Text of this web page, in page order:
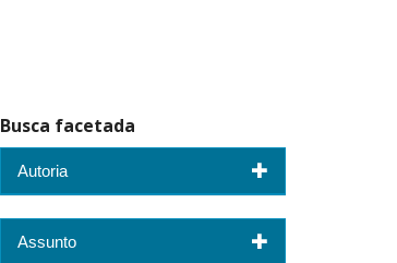
Busca facetada
Autoria
Assunto